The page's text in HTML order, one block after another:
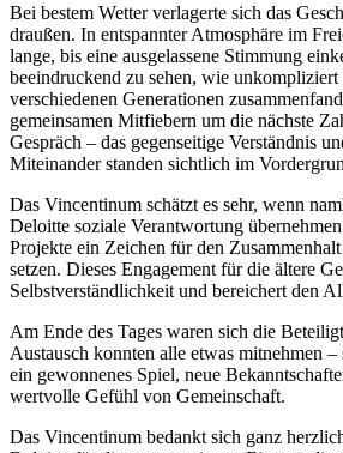
Bei bestem Wetter verlagerte sich das
draußen. In entspannter Atmosphäre im
lange, bis eine ausgelassene Stimmung
beeindruckend zu sehen, wie
verschiedenen Generationen
gemeinsamen Mitfiebern um die nächste
Gespräch – das gegenseitige Verständnis
Miteinander standen sichtlich im
Das Vincentinum schätzt es sehr, wenn
Deloitte soziale Verantwortung
Projekte ein Zeichen für den
setzen. Dieses Engagement für die ältere
Selbstverständlichkeit und bereichert den
Am Ende des Tages waren sich die
Austausch konnten alle etwas mitnehmen –
ein gewonnenes Spiel, neue
wertvolle Gefühl von Gemeinschaft.
Das Vincentinum bedankt sich ganz